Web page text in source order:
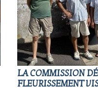
LA COMMISSION
FLEURISSEMENT